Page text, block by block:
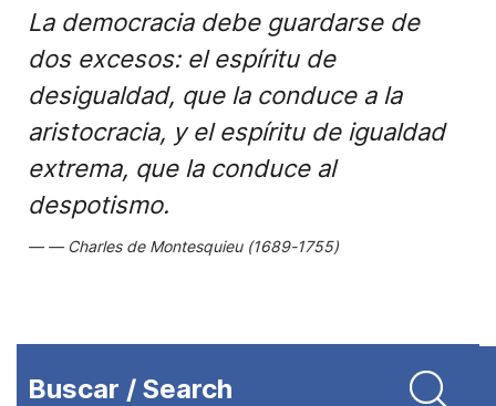
La democracia debe guardarse de
dos excesos: el espíritu de
desigualdad, que la conduce a la
aristocracia, y el espíritu de igualdad
extrema, que la conduce al
despotismo.
Charles de Montesquieu (1689-1755)
Buscar / Search